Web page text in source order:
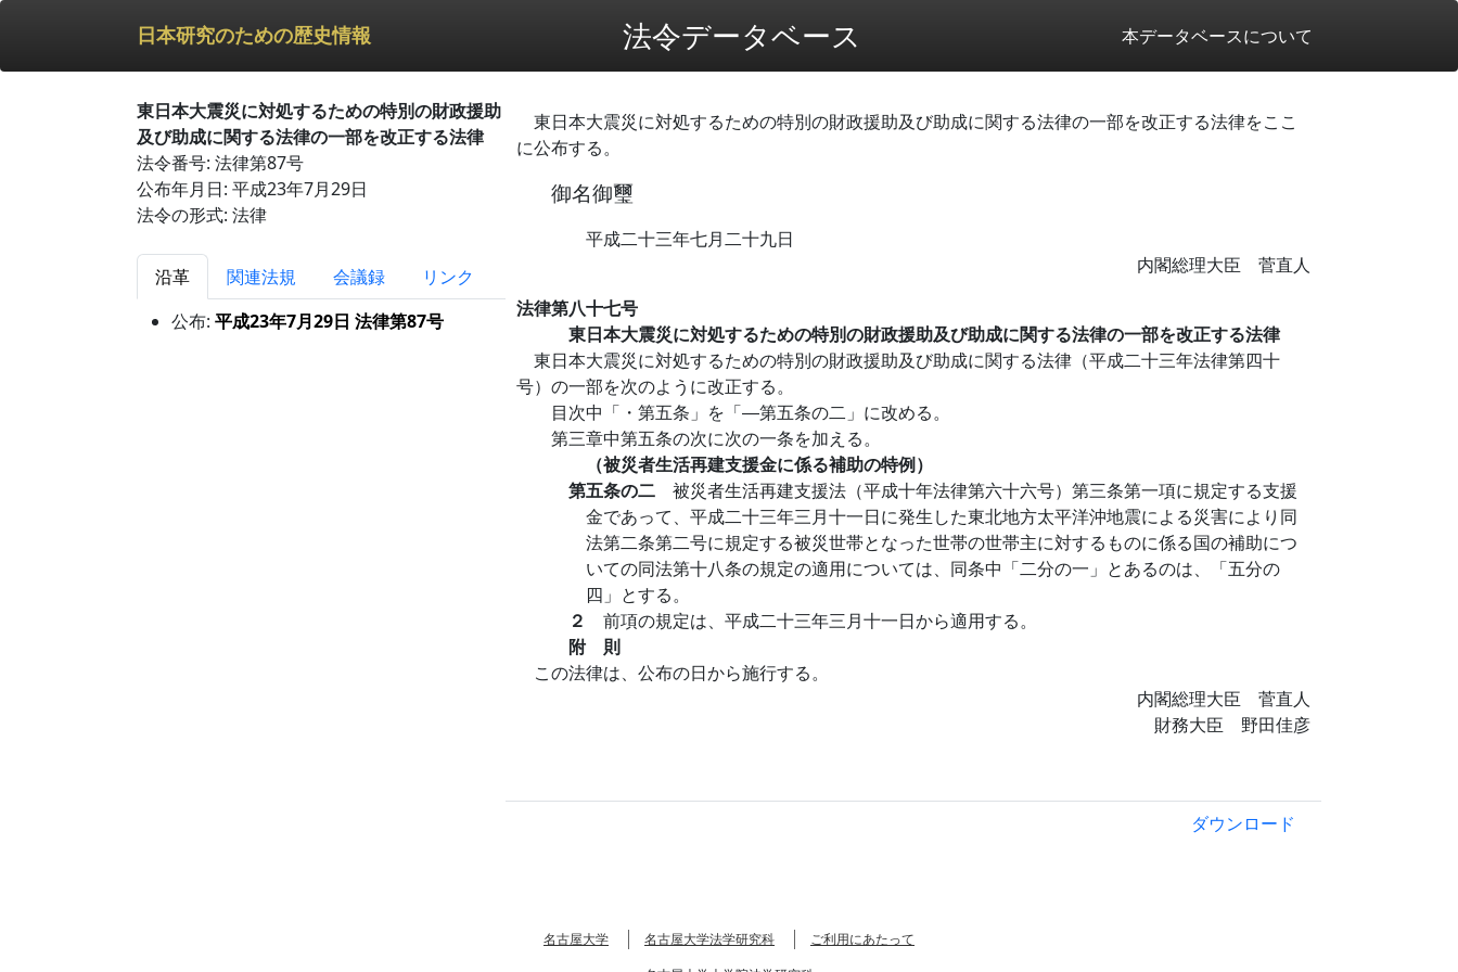
日本研究のための歴史情報 法令データベース 本データベースについて
東日本大震災に対処するための特別の財政援助
及び助成に関する法律の一部を改正する法律
法令番号: 法律第87号
公布年月日: 平成23年7月29日
法令の形式: 法律
沿革 関連法規 会議録
リンク
公布: 平成23年7月29日 法律第87号
東日本大震災に対処するための特別の財政援助及び助成に関する法律の一部を改正する法律をここ
に公布する。
御名御璽
平成二十三年七月二十九日
内閣総理大臣 菅直人
法律第八十七号
東日本大震災に対処するための特別の財政援助及び助成に関する法律の一部を改正する法律
東日本大震災に対処するための特別の財政援助及び助成に関する法律（平成二十三年法律第四十
号）の一部を次のように改正する。
目次中「・第五条」を「―第五条の二」に改める。
第三章中第五条の次に次の一条を加える。
（被災者生活再建支援金に係る補助の特例）
第五条の二 被災者生活再建支援法（平成十年法律第六十六号）第三条第一項に規定する支援
金であって、平成二十三年三月十一日に発生した東北地方太平洋沖地震による災害により同
法第二条第二号に規定する被災世帯となった世帯の世帯主に対するものに係る国の補助につ
いての同法第十八条の規定の適用については、同条中「二分の一」とあるのは、「五分の
四」とする。
２ 前項の規定は、平成二十三年三月十一日から適用する。
附 則
この法律は、公布の日から施行する。
内閣総理大臣 菅直人
財務大臣 野田佳彦
ダウンロード
名古屋大学 名古屋大学法学研究科
ご利用にあたって